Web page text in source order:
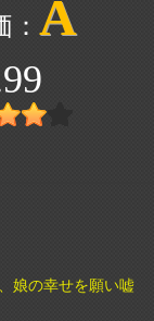
A
娘の幸せを願い嘘